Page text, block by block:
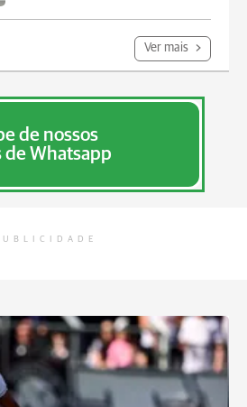
Ver mais
de nossos
de Whatsapp